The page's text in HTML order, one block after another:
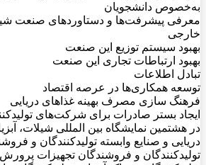
به‌خصوص دانشجویان
معرفی پیشرفت‌ها و دستاوردهای صنعت
خارجی
بهبود سیستم توزیع این صنعت
بهبود ارتباطات تجاری این صنعت
تبادل اطلاعات
توسعه همکاری‌ها در عرصه اقتصاد
فرهنگ سازی مصرف بهینه غذاهای دریایی
ایجاد بستر صادرات برای شرکت‌های
در هشتمین نمایشگاه بین المللی شیلات،
دریایی و صنایع وابسته تولیدکنندگان و
تولیدکنندگان و فروشندگان تجهیزات پرورش